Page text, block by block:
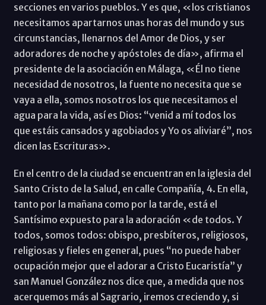
secciones en varios pueblos. Y es que, «los cristianos
necesitamos apartarnos unas horas del mundo y sus
circunstancias, llenarnos del Amor de Dios, y ser
adoradores de noche y apóstoles de día», afirma el
presidente de la asociación en Málaga, «Él no tiene
necesidad de nosotros, la fuente no necesita que se
vaya a ella, somos nosotros los que necesitamos el
agua para la vida, así es Dios: “venid a mí todos los
que estáis cansados y agobiados y Yo os aliviaré”, nos
dicen las Escrituras».
En el centro de la ciudad se encuentran en la iglesia del
Santo Cristo de la Salud, en calle Compañía, 4. En ella,
tanto por la mañana como por la tarde, está el
Santísimo expuesto para la adoración «de todos. Y
todos, somos todos: obispo, presbíteros, religiosos,
religiosas y fieles en general, pues “no puede haber
ocupación mejor que el adorar a Cristo Eucaristía” y
san Manuel González nos dice que, a medida que nos
acerquemos más al Sagrario, iremos creciendo y, si